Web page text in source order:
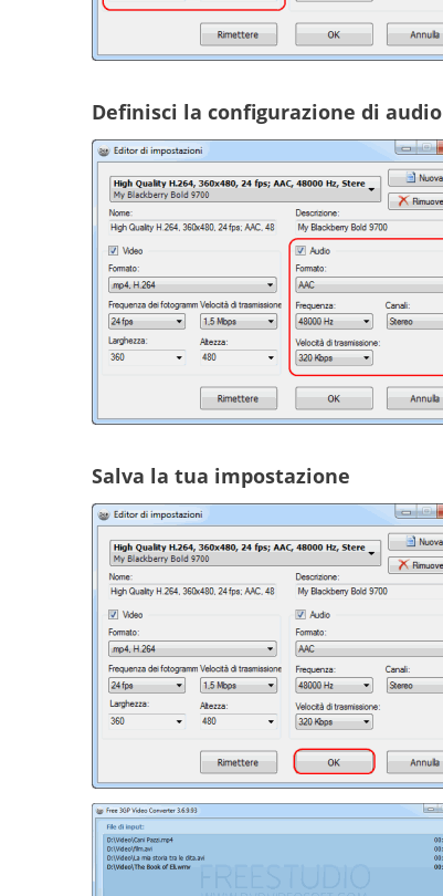
Definisci la configurazione di audio
Salva la tua impostazione